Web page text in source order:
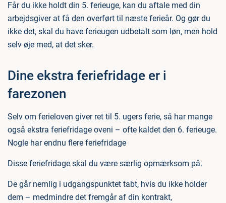
Får du ikke holdt din 5. ferieuge, kan du aftale med din
arbejdsgiver at få den overført til næste ferieår. Og gør du
ikke det, skal du have ferieugen udbetalt som løn, men hold
selv øje med, at det sker.
Dine ekstra feriefridage er i
farezonen
Selv om ferieloven giver ret til 5. ugers ferie, så har mange
også ekstra feriefridage oveni – ofte kaldet den 6. ferieuge.
Nogle har endnu flere feriefridage
Disse feriefridage skal du være særlig opmærksom på.
De går nemlig i udgangspunktet tabt, hvis du ikke holder
dem – medmindre det fremgår af din kontrakt,